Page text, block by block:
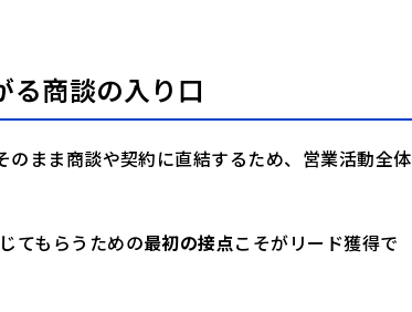
る商談の入り口
まま商談や契約に直結するため、営業活動全体
てもらうための最初の接点こそがリード獲得で